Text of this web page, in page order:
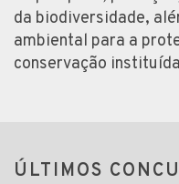
da biodiversidade,
ambiental para a
conservação
ÚLTIMOS